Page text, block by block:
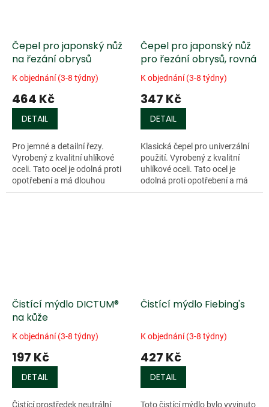
Čepel pro japonský nůž
na řezání obrysů
K objednání (3-8 týdny)
464 Kč
DETAIL
Pro jemné a detailní řezy.
Vyrobený z kvalitní uhlíkové
oceli. Tato ocel je odolná proti
opotřebení a má dlouhou
životnost. Ostří čepele je šikmé
Čepel pro japonský nůž
pro řezání obrysů, rovná
K objednání (3-8 týdny)
347 Kč
DETAIL
Klasická čepel pro univerzální
použití. Vyrobený z kvalitní
uhlíkové oceli. Tato ocel je
odolná proti opotřebení a má
dlouhou životnost. Ostří čepele
Čistící mýdlo DICTUM®
na kůže
K objednání (3-8 týdny)
197 Kč
DETAIL
Čistící prostředek neutrální
Čistící mýdlo Fiebing's
K objednání (3-8 týdny)
427 Kč
DETAIL
Toto čistící mýdlo bylo vyvinuto